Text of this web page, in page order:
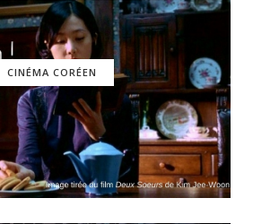
CINÉMA CORÉEN